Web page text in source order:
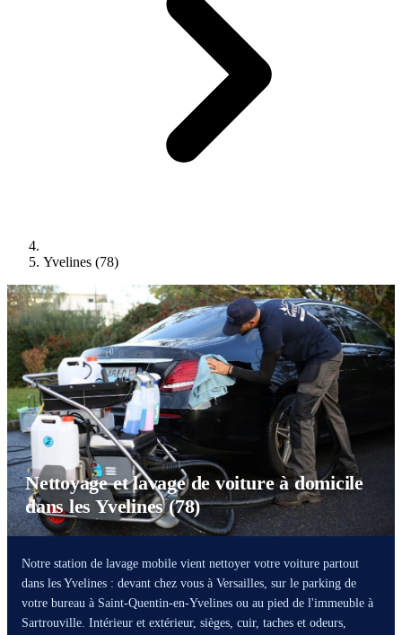
Yvelines (78)
Nettoyage et lavage de voiture à domicile
dans les Yvelines (78)
Notre station de lavage mobile vient nettoyer votre voiture partout
dans les Yvelines : devant chez vous à Versailles, sur le parking de
votre bureau à Saint-Quentin-en-Yvelines ou au pied de l'immeuble à
Sartrouville. Intérieur et extérieur, sièges, cuir, taches et odeurs,